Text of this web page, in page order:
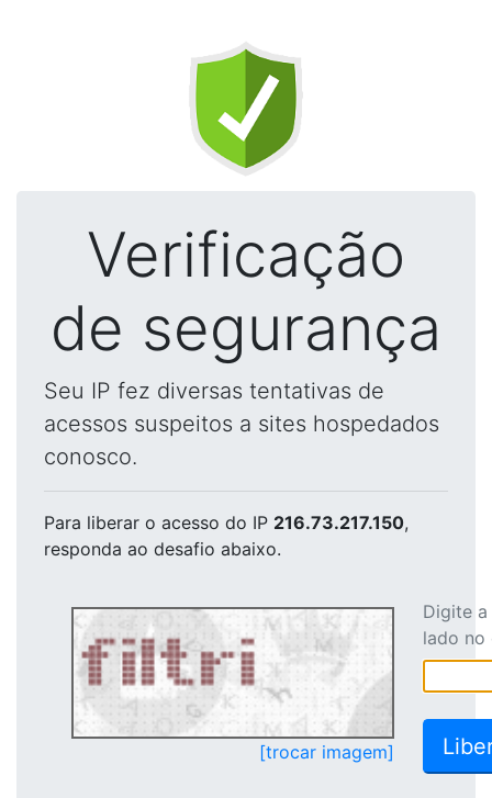
Verificação
de segurança
Seu IP fez diversas tentativas de
acessos suspeitos a sites hospedados
conosco.
Para liberar o acesso do IP 216.73.217.150,
responda ao desafio abaixo.
[trocar imagem]
Digite
lado no